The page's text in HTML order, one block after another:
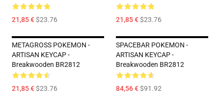
21,85 €$23.76 21,85 €$23.76
METAGROSS POKEMON -
ARTISAN KEYCAP -
Breakwooden BR2812
21,85 €$23.76
SPACEBAR POKEMON -
ARTISAN KEYCAP -
Breakwooden BR2812
84,56 €$91.92